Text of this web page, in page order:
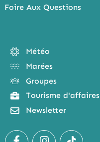
Foire Aux Questions
Météo
Marées
Groupes
Tourisme d'affaires
Newsletter